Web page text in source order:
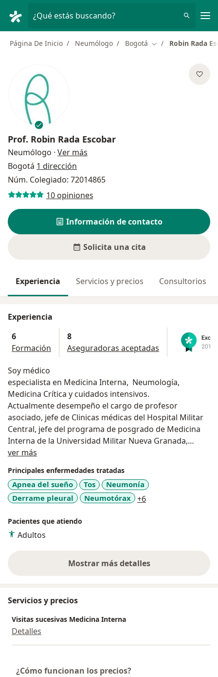
¿Qué estás buscando?
Página De Inicio Neumólogo Bogotá Cambiar de ciudad
Robin Rada
Prof. Robin Rada Escobar
Neumólogo · Ver más
Bogotá 1 dirección
Núm. Colegiado: 72014865
10 opiniones
Información de contacto
Solicita una cita
Experiencia Servicios y precios Consultorios
Experiencia
6
Formación
8
Aseguradoras aceptadas
Soy médico
especialista en Medicina Interna, Neumología,
Medicina Crítica y cuidados intensivos.
Actualmente desempeño el cargo de profesor
asociado, jefe de Clinicas médicas del Hospital Militar
Central, jefe del programa de posgrado de Medicina
Interna de la Universidad Militar Nueva Granada,
médico especialista adscrito a la clínica del Country de
adultos en todos los niveles de atención en los
servicios de urgencias, hospitalización, cuidado crítico
y consulta externa de manera integral, con gran
ver más
Principales enfermedades tratadas
Apnea del sueño Tos
Neumonía
Derrame pleural
Neumotórax +6
Pacientes que atiendo
Adultos
Mostrar más detalles
sobre la experiencia
Servicios y precios
Visitas sucesivas Medicina Interna
Detalles
¿Cómo funcionan los precios?